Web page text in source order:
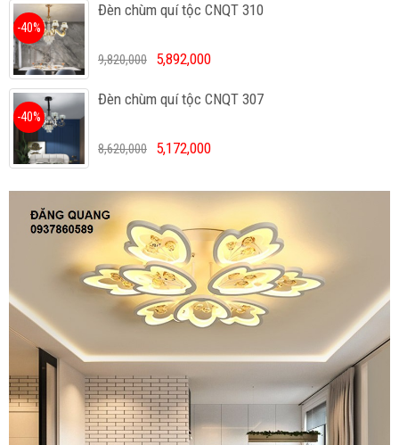
Đèn chùm quí tộc CNQT 310
-40%
9,820,000 5,892,000
Đèn chùm quí tộc CNQT 307
-40%
8,620,000 5,172,000